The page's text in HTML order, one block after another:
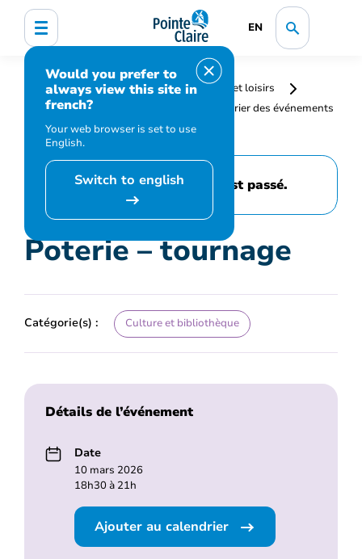
EN
Would you prefer to
always view this site in
french?
Your web browser is set to use
English.
Switch to english
Accueil
Bibliothèque, culture, sports et loisirs
Programmation et inscription
Calendrier des événements
et activités
Poterie – tournage
Cet événement est passé.
Poterie – tournage
Catégorie(s) : Culture et bibliothèque
Détails de l’événement
Date
10 mars 2026
18h30 à 21h
Ajouter au calendrier